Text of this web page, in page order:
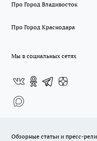
Про Город Владивосток
Про Город Краснодара
Мы в социальных сетях
Обзорные статьи и пресс-